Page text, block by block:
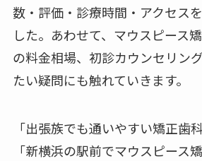
数・評価・診療時間・アクセス
した。あわせて、マウスピース
の料金相場、初診カウンセリン
たい疑問にも触れていきます。
「出張族でも通いやすい矯正歯
「新横浜の駅前でマウスピース